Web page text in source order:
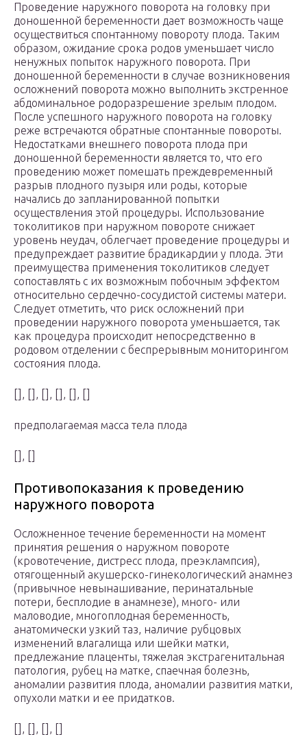
Проведение наружного поворота на головку при
доношенной беременности дает возможность чаще
осуществиться спонтанному повороту плода. Таким
образом, ожидание срока родов уменьшает число
ненужных попыток наружного поворота. При
доношенной беременности в случае возникновения
осложнений поворота можно выполнить экстренное
абдоминальное родоразрешение зрелым плодом.
После успешного наружного поворота на головку
реже встречаются обратные спонтанные повороты.
Недостатками внешнего поворота плода при
доношенной беременности является то, что его
проведению может помешать преждевременный
разрыв плодного пузыря или роды, которые
начались до запланированной попытки
осуществления этой процедуры. Использование
токолитиков при наружном повороте снижает
уровень неудач, облегчает проведение процедуры и
предупреждает развитие брадикардии у плода. Эти
преимущества применения токолитиков следует
сопоставлять с их возможным побочным эффектом
относительно сердечно-сосудистой системы матери.
Следует отметить, что риск осложнений при
проведении наружного поворота уменьшается, так
как процедура происходит непосредственно в
родовом отделении с беспрерывным мониторингом
состояния плода.
[], [], [], [], [], []
предполагаемая масса тела плода
[], []
Противопоказания к проведению
наружного поворота
Осложненное течение беременности на момент
принятия решения о наружном повороте
(кровотечение, дистресс плода, преэклампсия),
отягощенный акушерско-гинекологический анамнез
(привычное невынашивание, перинатальные
потери, бесплодие в анамнезе), много- или
маловодие, многоплодная беременность,
анатомически узкий таз, наличие рубцовых
изменений влагалища или шейки матки,
предлежание плаценты, тяжелая экстрагенитальная
патология, рубец на матке, спаечная болезнь,
аномалии развития плода, аномалии развития матки,
опухоли матки и ее придатков.
[], [], [], []